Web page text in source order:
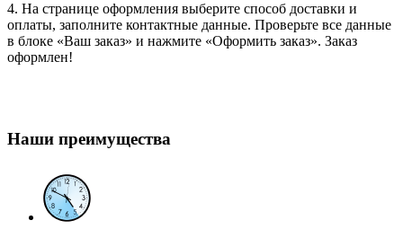
4. На странице оформления выберите способ доставки и
оплаты, заполните контактные данные. Проверьте все данные
в блоке «Ваш заказ» и нажмите «Оформить заказ». Заказ
оформлен!
Наши преимущества